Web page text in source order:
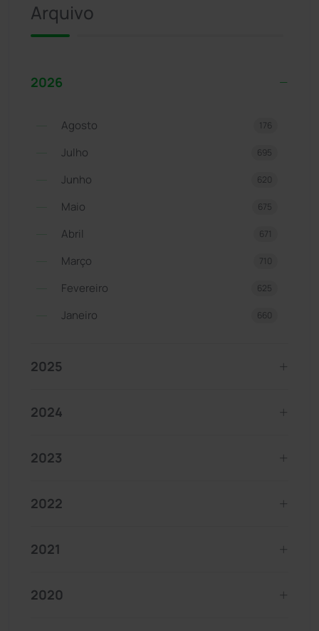
Arquivo
2026
Agosto 176
Julho 695
Junho 620
Maio 675
Abril 671
Março 710
Fevereiro 625
Janeiro 660
2025
2024
2023
2022
2021
2020